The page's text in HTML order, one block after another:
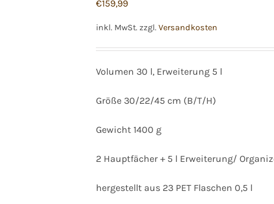
€159,99
inkl. MwSt. zzgl. Versandkosten
Volumen 30 l, Erweiterung 5 l
Größe 30/22/45 cm (B/T/H)
Gewicht 1400 g
2 Hauptfächer + 5 l Erweiterung/
hergestellt aus 23 PET Flaschen 0,5 l